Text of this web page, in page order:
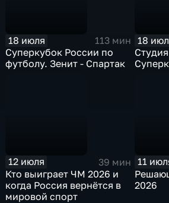
18 июля
113 мин
Суперкубок России по
футболу. Зенит - Спартак
18
12 июля
39 мин
Кто выиграет ЧМ 2026 и
когда Россия вернётся в
мировой спорт
11
2026